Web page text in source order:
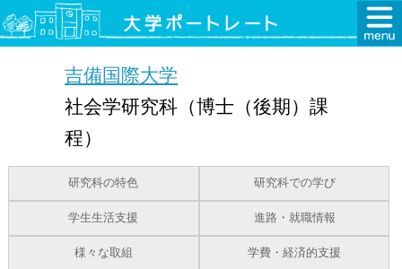
吉備国際大学
社会学研究科（博士（後期）課
程）
研究科の特色 研究科での学び
学生生活支援 進路・就職情報
様々な取組 学費・経済的支援